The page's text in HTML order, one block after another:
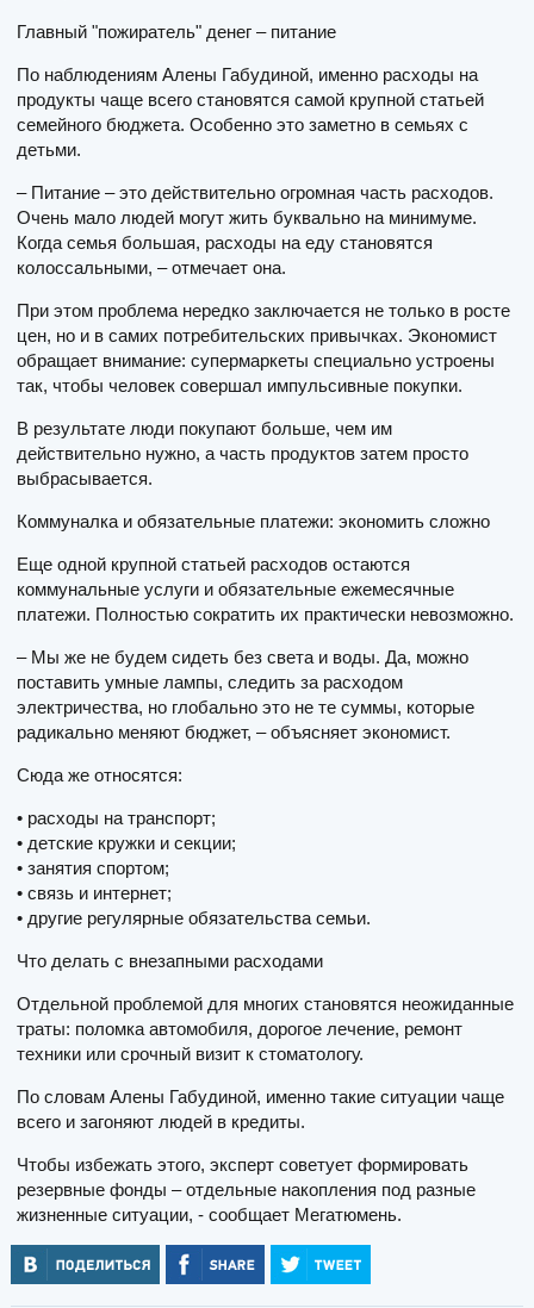
Главный "пожиратель" денег – питание
По наблюдениям Алены Габудиной, именно расходы на
продукты чаще всего становятся самой крупной статьей
семейного бюджета. Особенно это заметно в семьях с
детьми.
– Питание – это действительно огромная часть расходов.
Очень мало людей могут жить буквально на минимуме.
Когда семья большая, расходы на еду становятся
колоссальными, – отмечает она.
При этом проблема нередко заключается не только в росте
цен, но и в самих потребительских привычках. Экономист
обращает внимание: супермаркеты специально устроены
так, чтобы человек совершал импульсивные покупки.
В результате люди покупают больше, чем им
действительно нужно, а часть продуктов затем просто
выбрасывается.
Коммуналка и обязательные платежи: экономить сложно
Еще одной крупной статьей расходов остаются
коммунальные услуги и обязательные ежемесячные
платежи. Полностью сократить их практически невозможно.
– Мы же не будем сидеть без света и воды. Да, можно
поставить умные лампы, следить за расходом
электричества, но глобально это не те суммы, которые
радикально меняют бюджет, – объясняет экономист.
Сюда же относятся:
• расходы на транспорт;
• детские кружки и секции;
• занятия спортом;
• связь и интернет;
• другие регулярные обязательства семьи.
Что делать с внезапными расходами
Отдельной проблемой для многих становятся неожиданные
траты: поломка автомобиля, дорогое лечение, ремонт
техники или срочный визит к стоматологу.
По словам Алены Габудиной, именно такие ситуации чаще
всего и загоняют людей в кредиты.
Чтобы избежать этого, эксперт советует формировать
резервные фонды – отдельные накопления под разные
жизненные ситуации, - сообщает Мегатюмень.